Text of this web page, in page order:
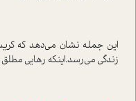
این جمله نشان می‌دهد که
زندگی می‌رسد.اینکه رهایی